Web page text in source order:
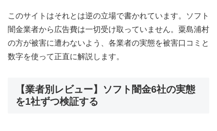
このサイトはそれとは逆の立場で書かれています。ソフト
闇金業者から広告費は一切受け取っていません。粟島浦村
の方が被害に遭わないよう、各業者の実態を被害口コミと
数字を使って正直に解説します。
【業者別レビュー】ソフト闇金6社の実態
を1社ずつ検証する